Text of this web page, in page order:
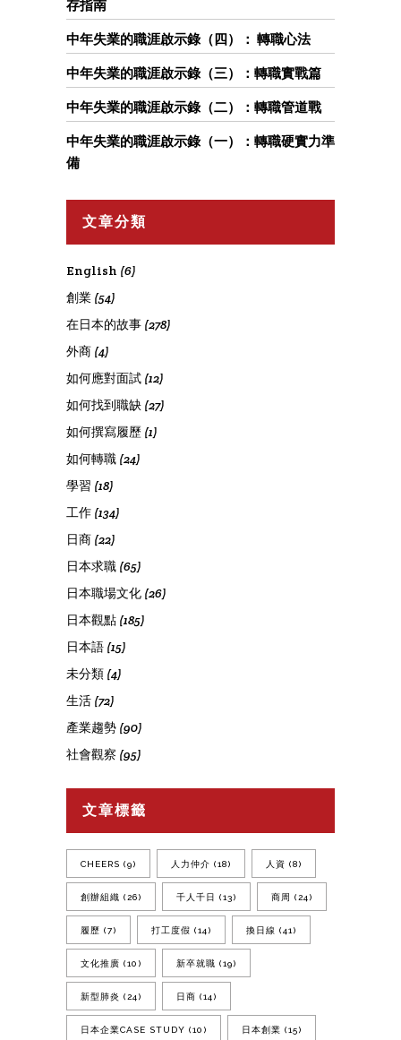
存指南
中年失業的職涯啟示錄（四）： 轉職心法
中年失業的職涯啟示錄（三）：轉職實戰篇
中年失業的職涯啟示錄（二）：轉職管道戰
中年失業的職涯啟示錄（一）：轉職硬實力準
備
文章分類
English (6)
創業 (54)
在日本的故事 (278)
外商 (4)
如何應對面試 (12)
如何找到職缺 (27)
如何撰寫履歷 (1)
如何轉職 (24)
學習 (18)
工作 (134)
日商 (22)
日本求職 (65)
日本職場文化 (26)
日本觀點 (185)
日本語 (15)
未分類 (4)
生活 (72)
產業趨勢 (90)
社會觀察 (95)
文章標籤
CHEERS (9) 人力仲介 (18) 人資 (8)
創辦組織 (26) 千人千日 (13) 商周 (24)
履歷 (7) 打工度假 (14) 換日線 (41)
文化推廣 (10) 新卒就職 (19)
新型肺炎 (24) 日商 (14)
日本企業CASE STUDY (10) 日本創業 (15)